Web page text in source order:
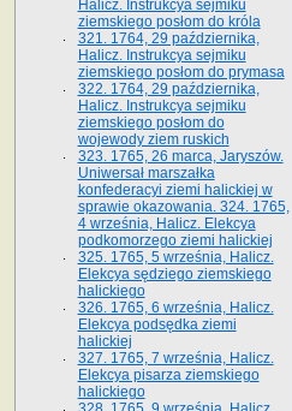
Halicz. Instrukcya sejmiku
ziemskiego posłom do króla
321. 1764, 29 października,
Halicz. Instrukcya sejmiku
ziemskiego posłom do prymasa
322. 1764, 29 października,
Halicz. Instrukcya sejmiku
ziemskiego posłom do
wojewody ziem ruskich
323. 1765, 26 marca, Jaryszów.
Uniwersał marszałka
konfederacyi ziemi halickiej w
sprawie okazowania. 324. 1765,
4 września, Halicz. Elekcya
podkomorzego ziemi halickiej
325. 1765, 5 września, Halicz.
Elekcya sędziego ziemskiego
halickiego
326. 1765, 6 września, Halicz.
Elekcya podsędka ziemi
halickiej
327. 1765, 7 września, Halicz.
Elekcya pisarza ziemskiego
halickiego